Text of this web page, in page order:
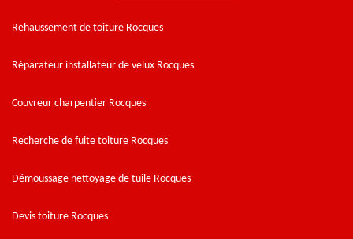
Rehaussement de toiture Rocques
Réparateur installateur de velux Rocques
Couvreur charpentier Rocques
Recherche de fuite toiture Rocques
Démoussage nettoyage de tuile Rocques
Devis toiture Rocques